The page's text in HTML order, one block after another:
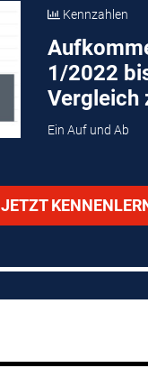
Kennzahlen
1/2022
Vergleich
Ein Auf und Ab
JETZT